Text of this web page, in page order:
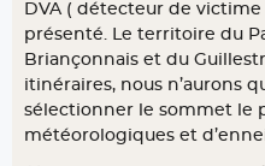
DVA ( détecteur de victime
présenté. Le territoire du
Briançonnais et du
itinéraires, nous n’aurons
sélectionner le sommet le
météorologiques et